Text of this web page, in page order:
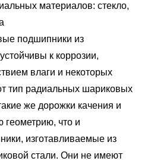
материалов: стекло,
подшипники из
к коррозии,
влаги и некоторых
тип радиальных шариковых
же дорожки качения и
геометрию, что и
изготавливаемые из
стали. Они не имеют